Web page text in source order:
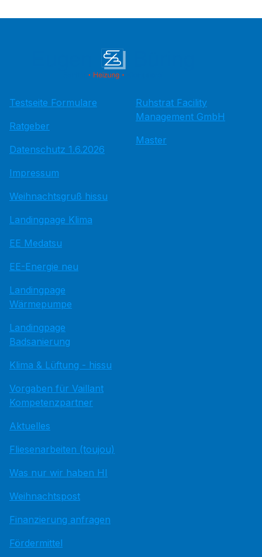
Testseite Formulare
Ratgeber
Datenschutz 1.6.2026
Impressum
Weihnachtsgruß hissu
Landingpage Klima
EE Medatsu
EE-Energie neu
Landingpage
Wärmepumpe
Landingpage
Badsanierung
Klima & Lüftung - hissu
Vorgaben für Vaillant
Kompetenzpartner
Aktuelles
Fliesenarbeiten (toujou)
Was nur wir haben HI
Weihnachtspost
Finanzierung anfragen
Fördermittel
Ruhstrat Facility
Management GmbH
Master